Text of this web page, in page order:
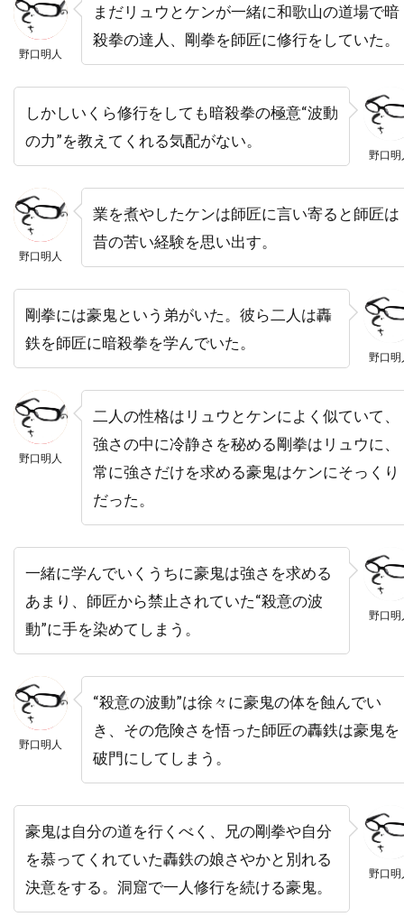
トム・ヘルモア
トム・ベレンジャー
トム・マシューズ
トム・マッカーシー
トム・ロルフ
トム・ヴォーン
トライスター
トライスター・ピクチャーズ
トライマーク・ピクチャーズ
トランスフォーマー
トラヴィス・アダム・ライト
トリート・ウィリアムズ
トルネード・フィルム
トルーディ・スタイラー
トレイシー・ウォルター
トレバー・モーガン
トレヴァ・エチエンヌ
トレヴァー・ジョーンズ
トーマス・F・ウィルソン
トーマス・G・ウェイツ
トーマス・M・ハーメル
トーマス・アラナ
トーマス・アルフレッドソン
トーマス・キニーリー
トーマス・タル
トーマス・フォン・プレムセン
トーマス・マッカーシー
トーマス・マン
トーマス・ミッチェル
ドイツ
ドゥニ・ヴィルヌーヴ
ドディ・ドーン
ドナルド・サザーランド
ドナルド・ダック・ダン
ドナルド・プレザンス
ドナルド・モファット
ドナ・ジグリオッティ
ドナ・リード
ドニ・ルダン
ドニー・ウォルバーグ
ドノヴァン・スコット
ドミニク・ウェスト
野口明人
まだリュウとケンが一緒に和歌山の道場で暗
殺拳の達人、剛拳を師匠に修行をしていた。
野口明
しかしいくら修行をしても暗殺拳の極意“波動
の力”を教えてくれる気配がない。
野口明人
業を煮やしたケンは師匠に言い寄ると師匠は
昔の苦い経験を思い出す。
野口明
剛拳には豪鬼という弟がいた。彼ら二人は轟
鉄を師匠に暗殺拳を学んでいた。
野口明人
二人の性格はリュウとケンによく似ていて、
強さの中に冷静さを秘める剛拳はリュウに、
常に強さだけを求める豪鬼はケンにそっくり
だった。
野口明
一緒に学んでいくうちに豪鬼は強さを求める
あまり、師匠から禁止されていた“殺意の波
動”に手を染めてしまう。
野口明人
“殺意の波動”は徐々に豪鬼の体を蝕んでい
き、その危険さを悟った師匠の轟鉄は豪鬼を
破門にしてしまう。
野口明
豪鬼は自分の道を行くべく、兄の剛拳や自分
を慕ってくれていた轟鉄の娘さやかと別れる
決意をする。洞窟で一人修行を続ける豪鬼。